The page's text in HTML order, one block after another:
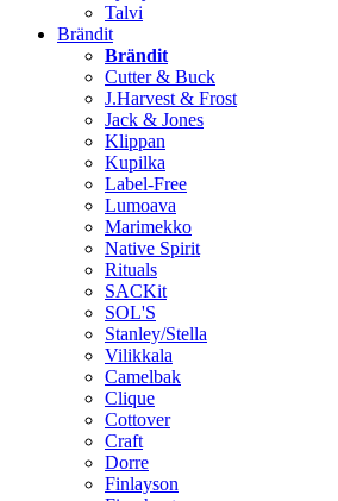
Talvi
Brändit
Brändit
Cutter & Buck
J.Harvest & Frost
Jack & Jones
Klippan
Kupilka
Label-Free
Lumoava
Marimekko
Native Spirit
Rituals
SACKit
SOL'S
Stanley/Stella
Vilikkala
Camelbak
Clique
Cottover
Craft
Dorre
Finlayson